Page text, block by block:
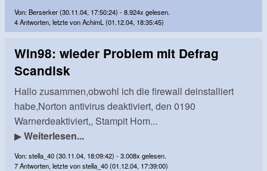
Von: Berserker (30.11.04, 17:50:24) - 8.924x gelesen.
4 Antworten, letzte von AchimL (01.12.04, 18:35:45)
Win98: wieder Problem mit Defrag
Scandisk
Hallo zusammen,obwohl ich die firewall deinstalliert
habe,Norton antivirus deaktiviert, den 0190
Warnerdeaktiviert,, Stampit Hom...
▶Weiterlesen...
Von: stella_40 (30.11.04, 18:09:42) - 3.008x gelesen.
7 Antworten, letzte von stella_40 (01.12.04, 17:39:00)